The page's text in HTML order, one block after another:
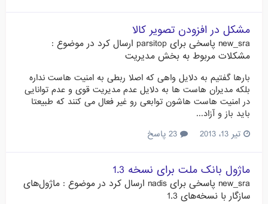
مشكل در افزودن تصوير كالا
new_sra پاسخی برای parsitop ارسال کرد در موضوع :
مشکلات مربوط به بخش مدیریت
بارها گفتیم به دلایل واهی که اصلا ربطی به امنیت هاست نداره
بلکه مدیران هاست ها به دلایل عدم مدیریت قوی و عدم توانایی
در امنیت هاست هاشون توابعی رو غیر فعال می کنند که طبیعتا
باید باز و آزاد...
تیر 13، 2013
ماژول بانک ملت برای نسخه 1.3
new_sra پاسخی برای nadis ارسال کرد در موضوع : ماژول‌های
سازگار با نسخه‌های 1.3